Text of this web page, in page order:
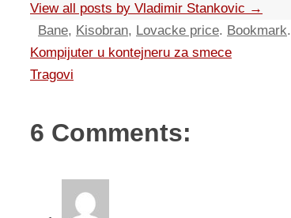
View all posts by Vladimir Stankovic →
Bane, Kisobran, Lovacke price. Bookmark.
Kompijuter u kontejneru za smece
Tragovi
6 Comments: